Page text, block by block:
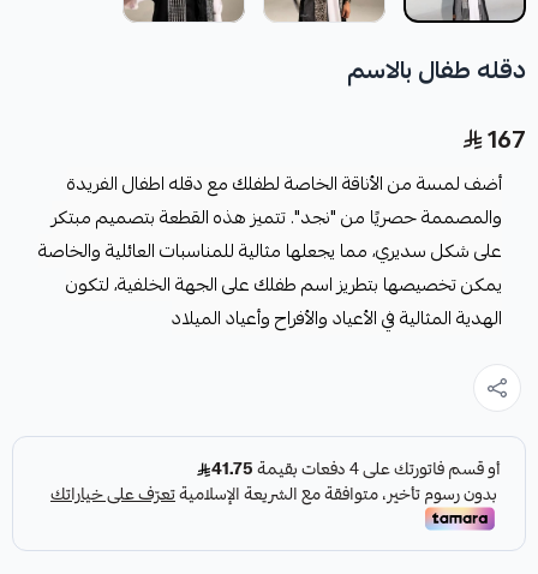
دقله طفال بالاسم
167
أضف لمسة من الأناقة الخاصة لطفلك مع دقله اطفال الفريدة
والمصممة حصريًا من "نجد". تتميز هذه القطعة بتصميم مبتكر
على شكل سديري، مما يجعلها مثالية للمناسبات العائلية والخاصة
يمكن تخصيصها بتطريز اسم طفلك على الجهة الخلفية، لتكون
الهدية المثالية في الأعياد والأفراح وأعياد الميلاد